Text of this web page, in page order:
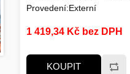
Provedení:Externí
1 419,34 Kč bez DPH
KOUPIT